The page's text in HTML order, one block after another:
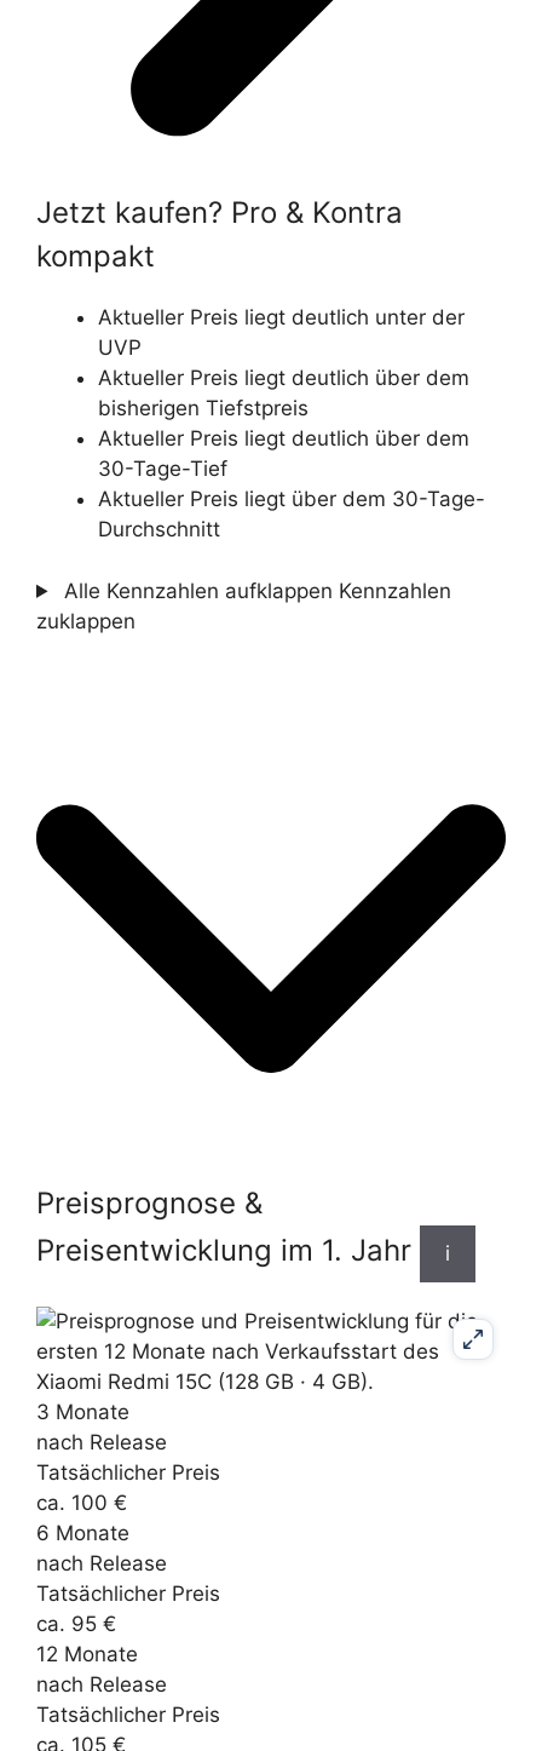
Jetzt kaufen? Pro & Kontra
kompakt
Aktueller Preis liegt deutlich unter der
UVP
Aktueller Preis liegt deutlich über dem
bisherigen Tiefstpreis
Aktueller Preis liegt deutlich über dem
30-Tage-Tief
Aktueller Preis liegt über dem 30-Tage-
Durchschnitt
Alle Kennzahlen aufklappen Kennzahlen
zuklappen
Preisprognose &
Preisentwicklung im 1. Jahr
i
3 Monate
nach Release
Tatsächlicher Preis
ca. 100 €
6 Monate
nach Release
Tatsächlicher Preis
ca. 95 €
12 Monate
nach Release
Tatsächlicher Preis
ca. 105 €